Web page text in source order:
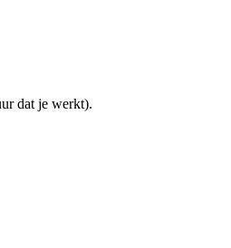
dat je werkt).